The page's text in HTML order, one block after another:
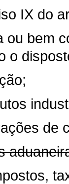
IX do
ou bem
o
de